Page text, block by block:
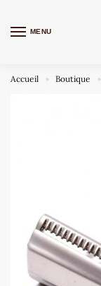
MENU
Accueil » Boutique »